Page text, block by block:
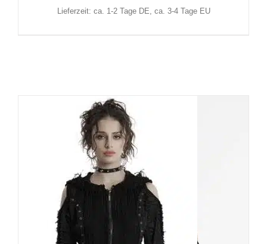
Lieferzeit: ca. 1-2 Tage DE, ca. 3-4 Tage EU